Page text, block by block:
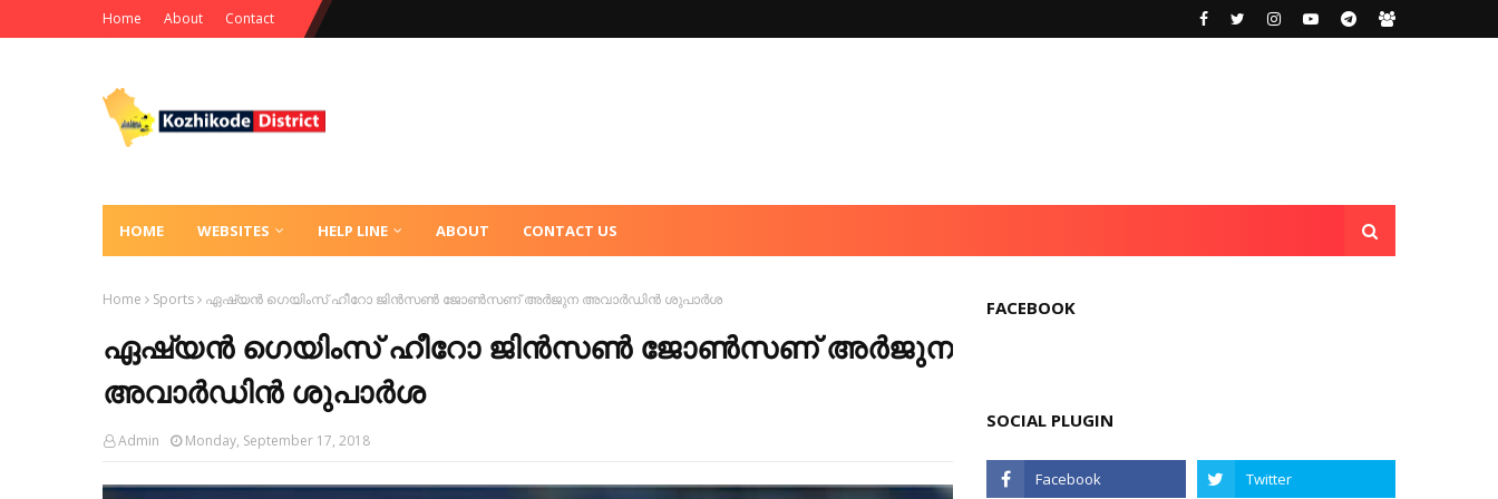
Home About Contact
HOME WEBSITES HELP LINE ABOUT CONTACT US
Home Sports ഏഷ്യന്‍ ഗെയിംസ് ഹീറോ ജിന്‍സണ്‍ ജോണ്‍സണ്‌ അര്‍ജുന അവാര്‍ഡിൻ ശുപാർശ
ഏഷ്യന്‍ ഗെയിംസ് ഹീറോ ജിന്‍സണ്‍ ജോണ്‍സണ്‌ അര്‍ജുന
അവാര്‍ഡിൻ ശുപാർശ
Admin Monday, September 17, 2018
FACEBOOK
SOCIAL PLUGIN